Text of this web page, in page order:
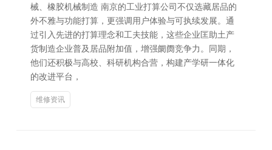
械、橡胶机械制造 南京的工业打算公司不仅选藏居品的
外不雅与功能打算，更强调用户体验与可执续发展。通
过引入先进的打算理念和工夫技能，这些企业匡助土产
货制造企业普及居品附加值，增强阛阓竞争力。同期，
他们还积极与高校、科研机构合营，构建产学研一体化
的改进平台，
维修资讯